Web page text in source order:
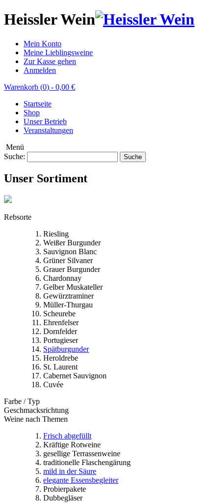
Heissler Wein
Mein Konto
Meine Lieblingsweine
Zur Kasse gehen
Anmelden
Warenkorb (0) - 0,00 €
Startseite
Shop
Unser Betrieb
Veranstaltungen
Menü
Suche:
Suche
Unser Sortiment
Rebsorte
Riesling
Weißer Burgunder
Sauvignon Blanc
Grüner Silvaner
Grauer Burgunder
Chardonnay
Gelber Muskateller
Gewürztraminer
Müller-Thurgau
Scheurebe
Ehrenfelser
Dornfelder
Portugieser
Spätburgunder
Heroldrebe
St. Laurent
Cabernet Sauvignon
Cuvée
Farbe / Typ
Geschmacksrichtung
Weine nach Themen
Frisch abgefüllt
Kräftige Rotweine
gesellige Terrassenweine
traditionelle Flaschengärung
mild in der Säure
elegante Essensbegleiter
Probierpakete
Dubbegläser